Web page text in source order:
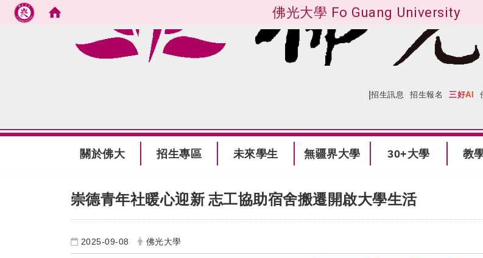
佛光大學 Fo Guang University
跳到主要內容
|招生訊息 招生報名 三好AI
關於佛大 招生專區 未來學生 無疆界大學 30+大學 教
崇德青年社暖心迎新 志工協助宿舍搬遷開啟大學生活
2025-09-08 佛光大學